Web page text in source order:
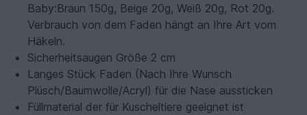
Baby:Braun 150g, Beige 20g, Weiß 20g, Rot 20g.
Verbrauch von dem Faden hängt an Ihre Art vom
Häkeln.
Sicherheitsaugen Größe 2 cm
Langes Stück Faden (Nach Ihre Wunsch
Plüsch/Baumwolle/Acryl) für die Nase aussticken
Füllmaterial der für Kuscheltiere geeignet ist